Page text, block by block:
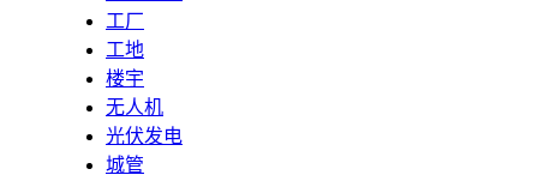
工厂
工地
楼宇
无人机
光伏发电
城管